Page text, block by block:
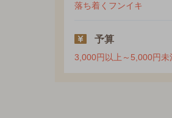
落ち着くフンイキ
予算
3,000円以上～5,000円未